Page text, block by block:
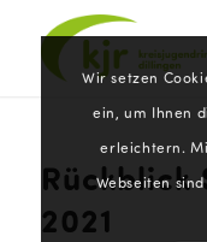
Rückblick
2021
Wir setzen
ein, um Ihnen
erleichtern.
Webseiten